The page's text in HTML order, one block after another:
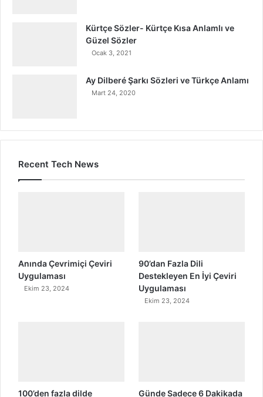
Kürtçe Sözler- Kürtçe Kısa Anlamlı ve
Güzel Sözler
Ocak 3, 2021
Ay Dilberé Şarkı Sözleri ve Türkçe Anlamı
Mart 24, 2020
Recent Tech News
Anında Çevrimiçi Çeviri
Uygulaması
Ekim 23, 2024
90’dan Fazla Dili
Destekleyen En İyi Çeviri
Uygulaması
Ekim 23, 2024
100’den fazla dilde Günde Sadece 6 Dakikada